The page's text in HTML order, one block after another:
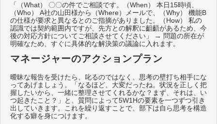
「（What） 〇〇の件でご相談です。（When） 本日15時頃、
（Who） A社の山田様から（Where）メールで、（Why） 機能B
の仕様が要求と異なるとのご指摘がありました。（How） 私の
認識では契約範囲内ですが、先方との解釈に齟齬があるため、今
後の対応方針についてご相談させてください」 → 問題の所在が
明確なため、すぐに具体的な解決策の議論に入れます。
マネージャーのアクションプラン
曖昧な報告を受けたら、叱るのではなく、思考の壁打ち相手にな
ってあげましょう。「なるほど、大変だったね。状況を正しく把
握したいから、一緒に整理させてくれるかな？まず、それは、い
つ起きたこと？」と、質問によって5W1Hの要素を一つずつ引き
出していきます。これを繰り返すことで、部下は自ら思考を構造
化する癖を身につけます。